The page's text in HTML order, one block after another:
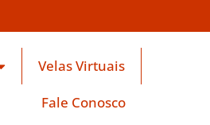
Velas Virtuais
Fale Conosco